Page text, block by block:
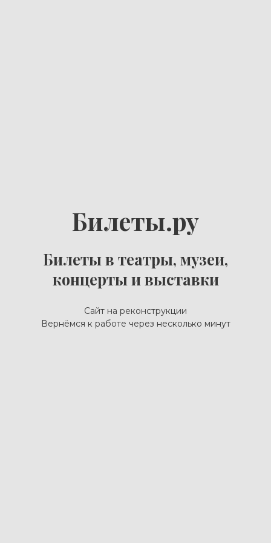
Билеты.ру
Билеты в театры, музеи,
концерты и выставки
Сайт на реконструкции
Вернёмся к работе через несколько минут